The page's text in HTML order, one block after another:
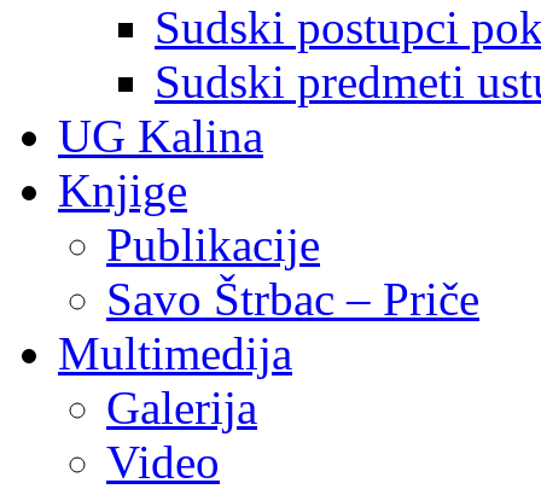
Sudski postupci
Sudski predmeti
UG Kalina
Knjige
Publikacije
Savo Štrbac – Priče
Multimedija
Galerija
Video